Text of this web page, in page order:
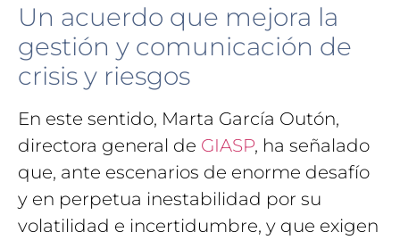
Un acuerdo que mejora la
gestión y comunicación de
crisis y riesgos
En este sentido, Marta García Outón,
directora general de GIASP, ha señalado
que, ante escenarios de enorme desafío
y en perpetua inestabilidad por su
volatilidad e incertidumbre, y que exigen